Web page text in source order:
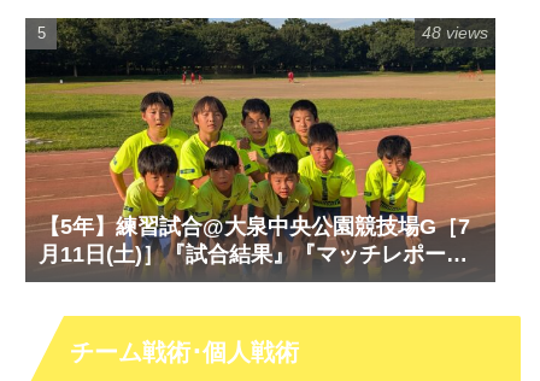
果』『マッチレポート』『試合動画』
【5年】練習試合@大泉中央公園競技場G［7
月11日(土)］『試合結果』『マッチレポー
ト』『試合動画』
48 views
チーム戦術･個人戦術